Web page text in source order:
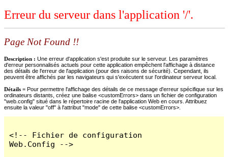
Erreur du serveur dans l'application '/'.
Page Not Found !!
Description : Une erreur d'application s'est produite sur le serveur. Les paramètres
d'erreur personnalisés actuels pour cette application empêchent l'affichage à distance
des détails de l'erreur de l'application (pour des raisons de sécurité). Cependant, ils
peuvent être affichés par les navigateurs qui s'exécutent sur l'ordinateur serveur local.
Détails = Pour permettre l'affichage des détails de ce message d'erreur spécifique sur les
ordinateurs distants, créez une balise <customErrors> dans un fichier de configuration
"web.config" situé dans le répertoire racine de l'application Web en cours. Attribuez
ensuite la valeur "off" à l'attribut "mode" de cette balise <customErrors>.
<!-- Fichier de configuration
Web.Config -->